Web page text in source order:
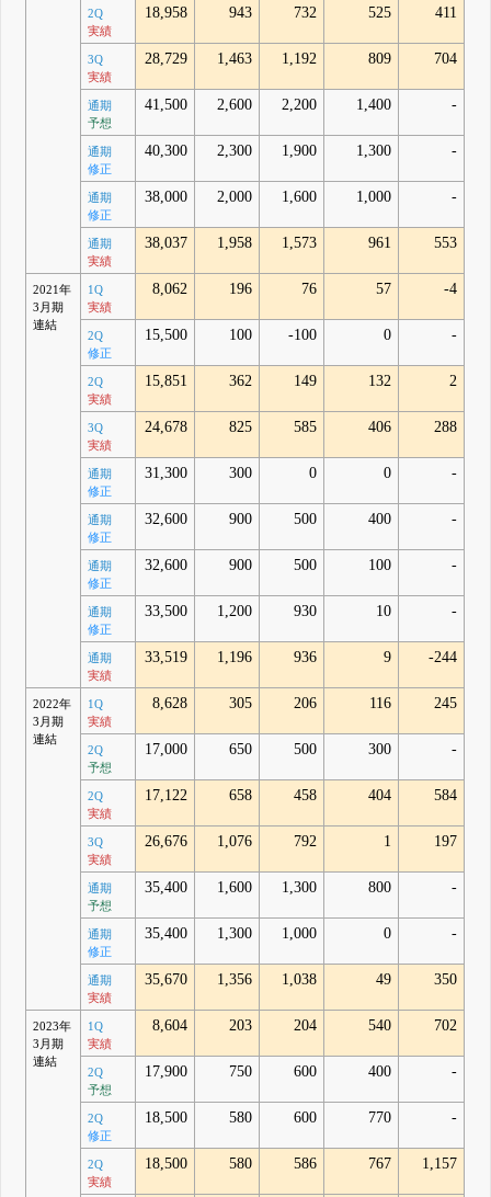
2Q
実績
18,958 943 732 525 411
3Q
実績
28,729 1,463 1,192 809 704
通期
予想
41,500 2,600 2,200 1,400 -
通期
修正
40,300 2,300 1,900 1,300 -
通期
修正
38,000 2,000 1,600 1,000 -
通期
実績
38,037 1,958 1,573 961 553
2021年
3月期
連結
1Q
実績
8,062 196 76 57 -4
2Q
修正
15,500 100 -100 0 -
2Q
実績
15,851 362 149 132 2
3Q
実績
24,678 825 585 406 288
通期
修正
31,300 300 0 0 -
通期
修正
32,600 900 500 400 -
通期
修正
32,600 900 500 100 -
通期
修正
33,500 1,200 930 10 -
通期
実績
33,519 1,196 936 9 -244
2022年
3月期
連結
1Q
実績
8,628 305 206 116 245
2Q
予想
17,000 650 500 300 -
2Q
実績
17,122 658 458 404 584
3Q
実績
26,676 1,076 792 1 197
通期
予想
35,400 1,600 1,300 800 -
通期
修正
35,400 1,300 1,000 0 -
通期
実績
35,670 1,356 1,038 49 350
2023年
3月期
連結
1Q
実績
8,604 203 204 540 702
2Q
予想
17,900 750 600 400 -
2Q
修正
18,500 580 600 770 -
2Q
実績
18,500 580 586 767 1,157